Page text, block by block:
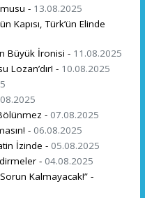
- 13.08.2025
Kapısı, Türk’ün Elinde
Büyük İronisi - 11.08.2025
Lozan’dır! - 10.08.2025
- 07.08.2025
- 06.08.2025
İzinde - 05.08.2025
- 04.08.2025
Kalmayacak!” -